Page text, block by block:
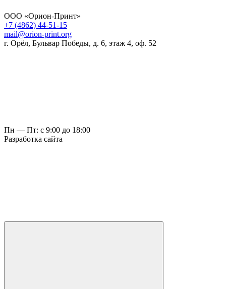
ООО «Орион-Принт»
+7 (4862) 44-51-15
mail@orion-print.org
г. Орёл, Бульвар Победы, д. 6, этаж 4, оф. 52
Пн — Пт: с 9:00 до 18:00
Разработка сайта